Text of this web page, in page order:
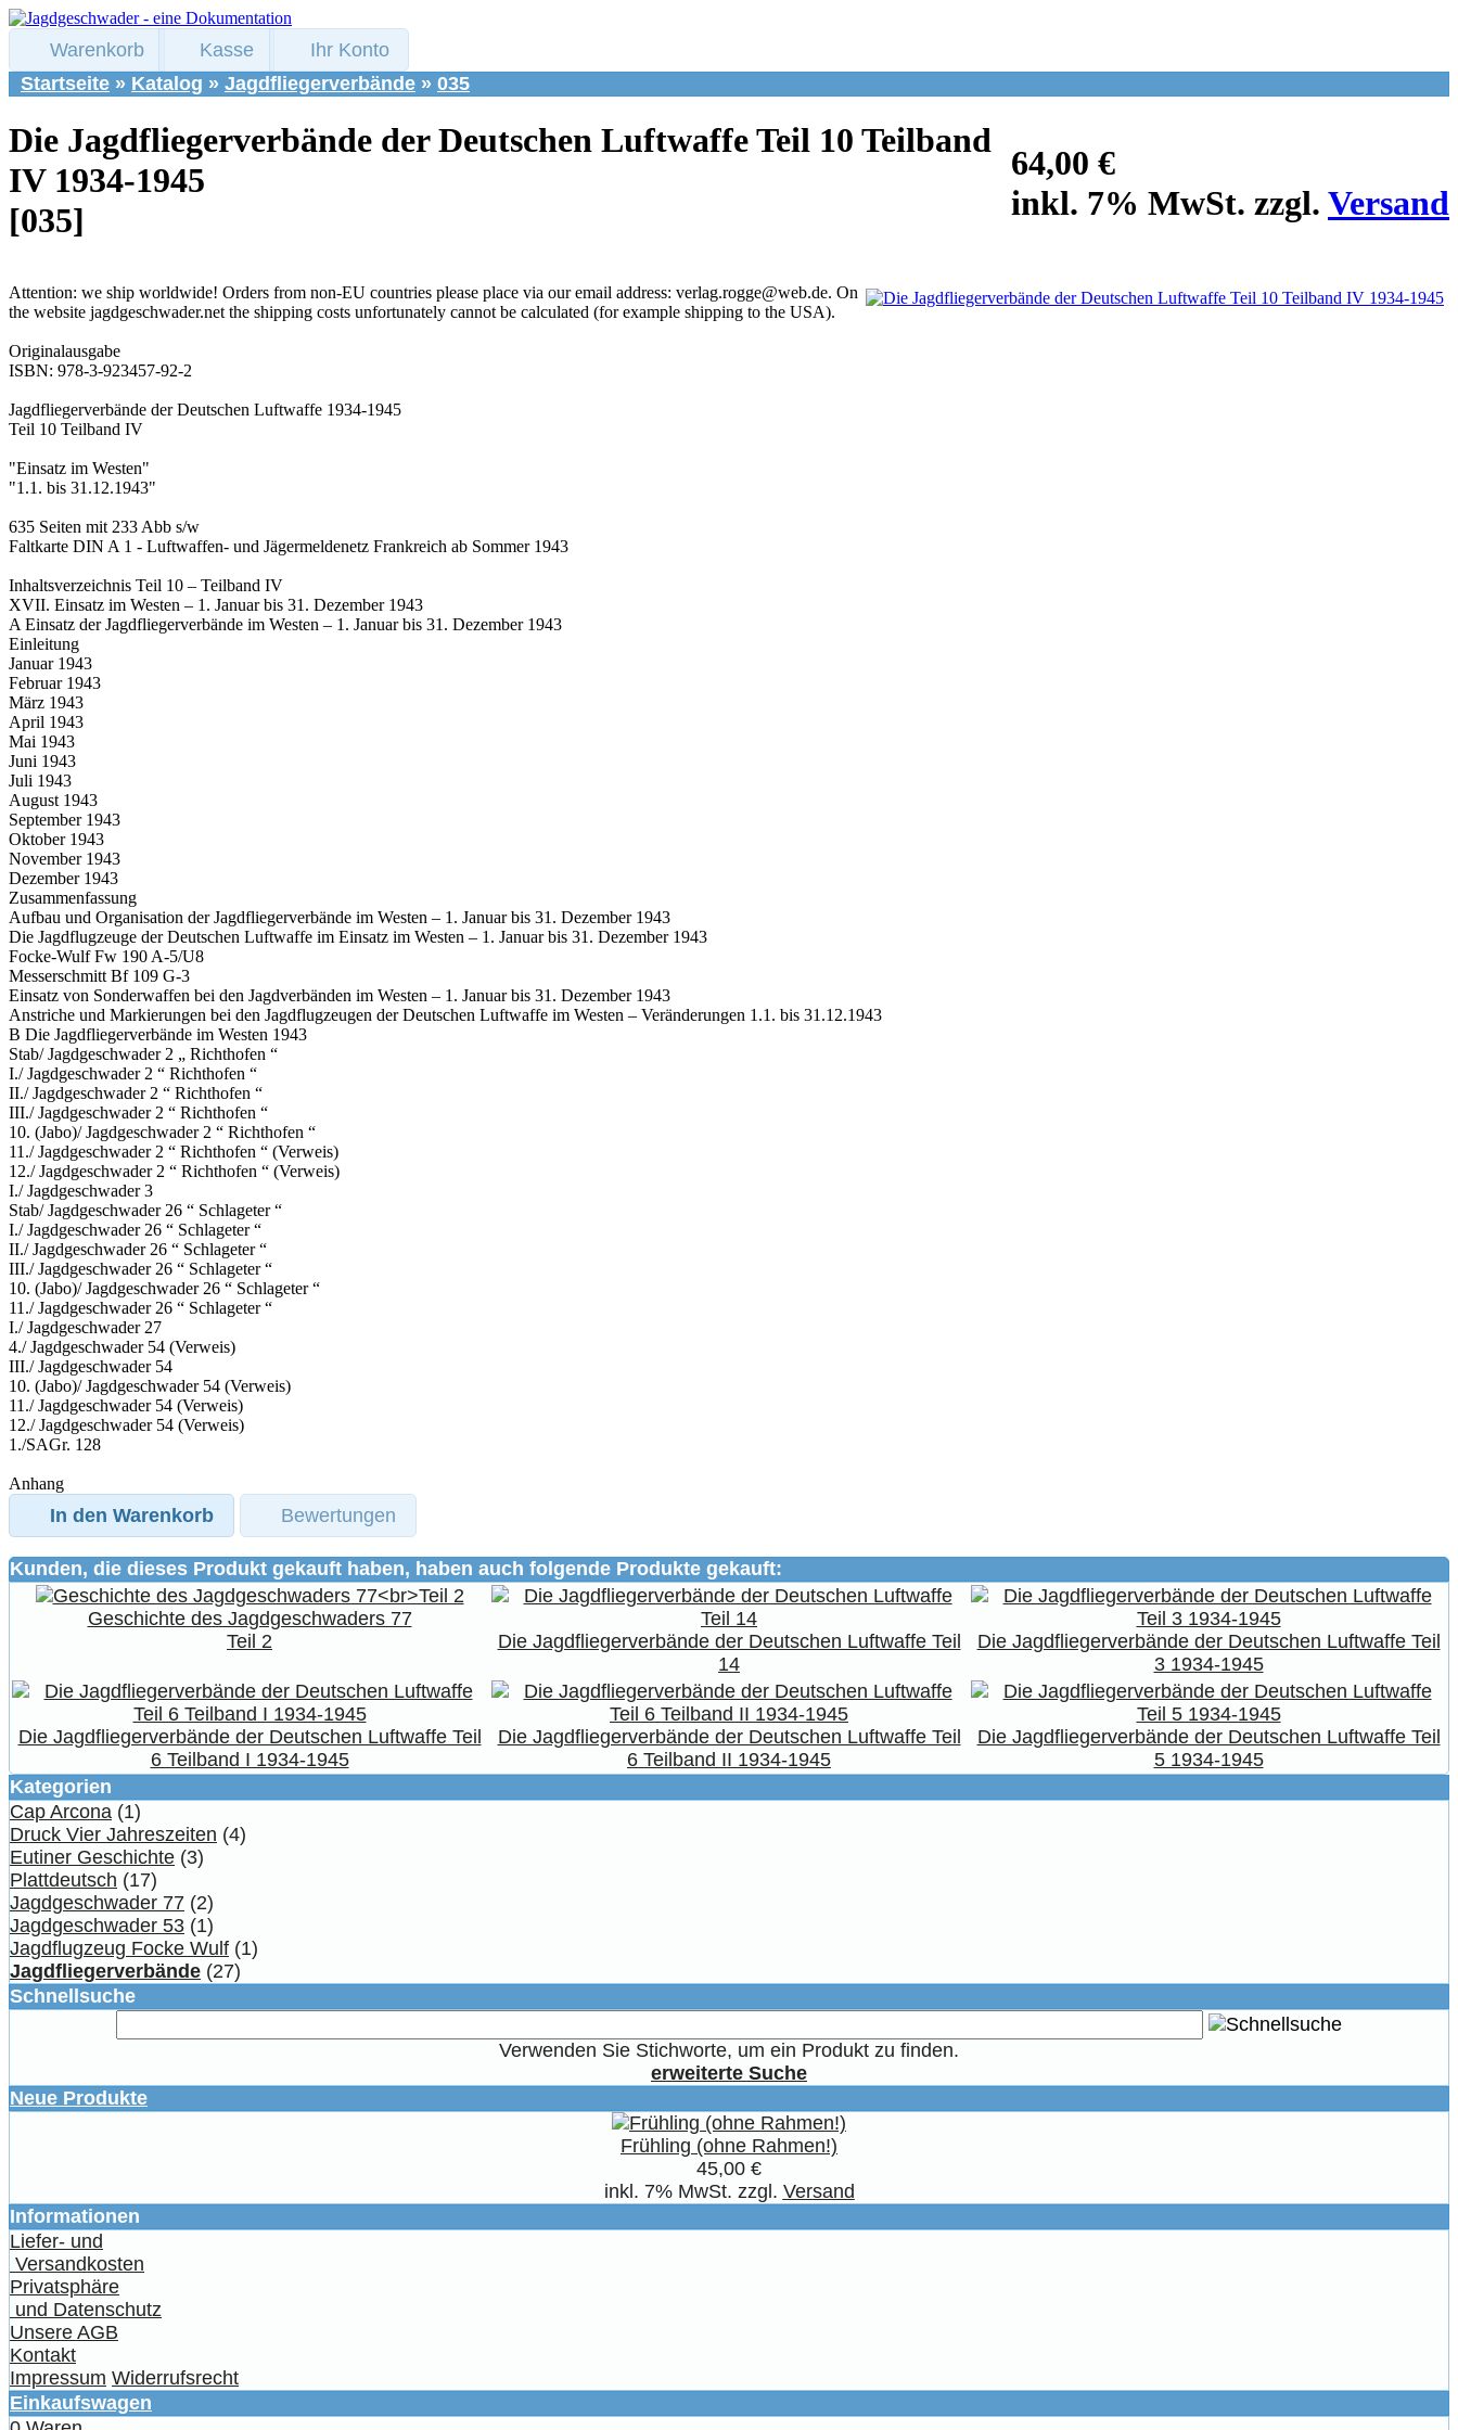
Warenkorb Kasse
Ihr Konto
Startseite » Katalog » Jagdfliegerverbände » 035
64,00 €
inkl. 7% MwSt. zzgl. Versand
Die Jagdfliegerverbände der Deutschen Luftwaffe Teil 10 Teilband
IV 1934-1945
[035]
Attention: we ship worldwide! Orders from non-EU countries please place via our email address: verlag.rogge@web.de. On
the website jagdgeschwader.net the shipping costs unfortunately cannot be calculated (for example shipping to the USA).
Originalausgabe
ISBN: 978-3-923457-92-2
Jagdfliegerverbände der Deutschen Luftwaffe 1934-1945
Teil 10 Teilband IV
"Einsatz im Westen"
"1.1. bis 31.12.1943"
635 Seiten mit 233 Abb s/w
Faltkarte DIN A 1 - Luftwaffen- und Jägermeldenetz Frankreich ab Sommer 1943
Inhaltsverzeichnis Teil 10 – Teilband IV
XVII. Einsatz im Westen – 1. Januar bis 31. Dezember 1943
A Einsatz der Jagdfliegerverbände im Westen – 1. Januar bis 31. Dezember 1943
Einleitung
Januar 1943
Februar 1943
März 1943
April 1943
Mai 1943
Juni 1943
Juli 1943
August 1943
September 1943
Oktober 1943
November 1943
Dezember 1943
Zusammenfassung
Aufbau und Organisation der Jagdfliegerverbände im Westen – 1. Januar bis 31. Dezember 1943
Die Jagdflugzeuge der Deutschen Luftwaffe im Einsatz im Westen – 1. Januar bis 31. Dezember 1943
Focke-Wulf Fw 190 A-5/U8
Messerschmitt Bf 109 G-3
Einsatz von Sonderwaffen bei den Jagdverbänden im Westen – 1. Januar bis 31. Dezember 1943
Anstriche und Markierungen bei den Jagdflugzeugen der Deutschen Luftwaffe im Westen – Veränderungen 1.1. bis 31.12.1943
B Die Jagdfliegerverbände im Westen 1943
Stab/ Jagdgeschwader 2 „ Richthofen “
I./ Jagdgeschwader 2 “ Richthofen “
II./ Jagdgeschwader 2 “ Richthofen “
III./ Jagdgeschwader 2 “ Richthofen “
10. (Jabo)/ Jagdgeschwader 2 “ Richthofen “
11./ Jagdgeschwader 2 “ Richthofen “ (Verweis)
12./ Jagdgeschwader 2 “ Richthofen “ (Verweis)
I./ Jagdgeschwader 3
Stab/ Jagdgeschwader 26 “ Schlageter “
I./ Jagdgeschwader 26 “ Schlageter “
II./ Jagdgeschwader 26 “ Schlageter “
III./ Jagdgeschwader 26 “ Schlageter “
10. (Jabo)/ Jagdgeschwader 26 “ Schlageter “
11./ Jagdgeschwader 26 “ Schlageter “
I./ Jagdgeschwader 27
4./ Jagdgeschwader 54 (Verweis)
III./ Jagdgeschwader 54
10. (Jabo)/ Jagdgeschwader 54 (Verweis)
11./ Jagdgeschwader 54 (Verweis)
12./ Jagdgeschwader 54 (Verweis)
1./SAGr. 128
Anhang
In den Warenkorb Bewertungen
Kunden, die dieses Produkt gekauft haben, haben auch folgende Produkte gekauft:
Geschichte des Jagdgeschwaders 77
Teil 2
Die Jagdfliegerverbände der Deutschen Luftwaffe Teil
14
Die Jagdfliegerverbände der Deutschen Luftwaffe Teil
3 1934-1945
Die Jagdfliegerverbände der Deutschen Luftwaffe Teil
6 Teilband I 1934-1945
Die Jagdfliegerverbände der Deutschen Luftwaffe Teil
6 Teilband II 1934-1945
Die Jagdfliegerverbände der Deutschen Luftwaffe Teil
5 1934-1945
Kategorien
Cap Arcona (1)
Druck Vier Jahreszeiten (4)
Eutiner Geschichte (3)
Plattdeutsch (17)
Jagdgeschwader 77 (2)
Jagdgeschwader 53 (1)
Jagdflugzeug Focke Wulf (1)
Jagdfliegerverbände (27)
Schnellsuche
Verwenden Sie Stichworte, um ein Produkt zu finden.
erweiterte Suche
Neue Produkte
Frühling (ohne Rahmen!)
45,00 €
inkl. 7% MwSt. zzgl. Versand
Informationen
Liefer- und
Versandkosten
Privatsphäre
und Datenschutz
Unsere AGB
Kontakt
Impressum Widerrufsrecht
Einkaufswagen